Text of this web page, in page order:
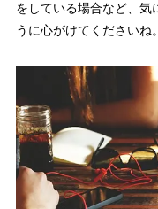
をしている場合など、気
うに心がけてくださいね。